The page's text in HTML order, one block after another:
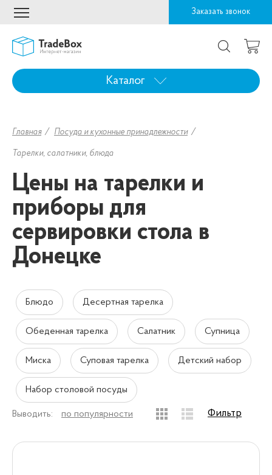
Заказать звонок
Каталог
Главная Посуда и кухонные принадлежности
Тарелки, салатники, блюда
Цены на тарелки и
приборы для
сервировки стола в
Донецке
Блюдо Десертная тарелка
Обеденная тарелка Салатник Супница
Миска Суповая тарелка Детский набор
Набор столовой посуды
Выводить: по популярности Фильтр